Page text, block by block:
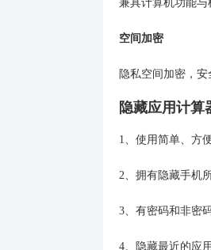
兼具计算机功能与
空间加密
隐私空间加密，
隐藏应用计算
1、使用简单、方
2、拥有隐藏手机
3、有密码和非密
4、隐藏最近的应